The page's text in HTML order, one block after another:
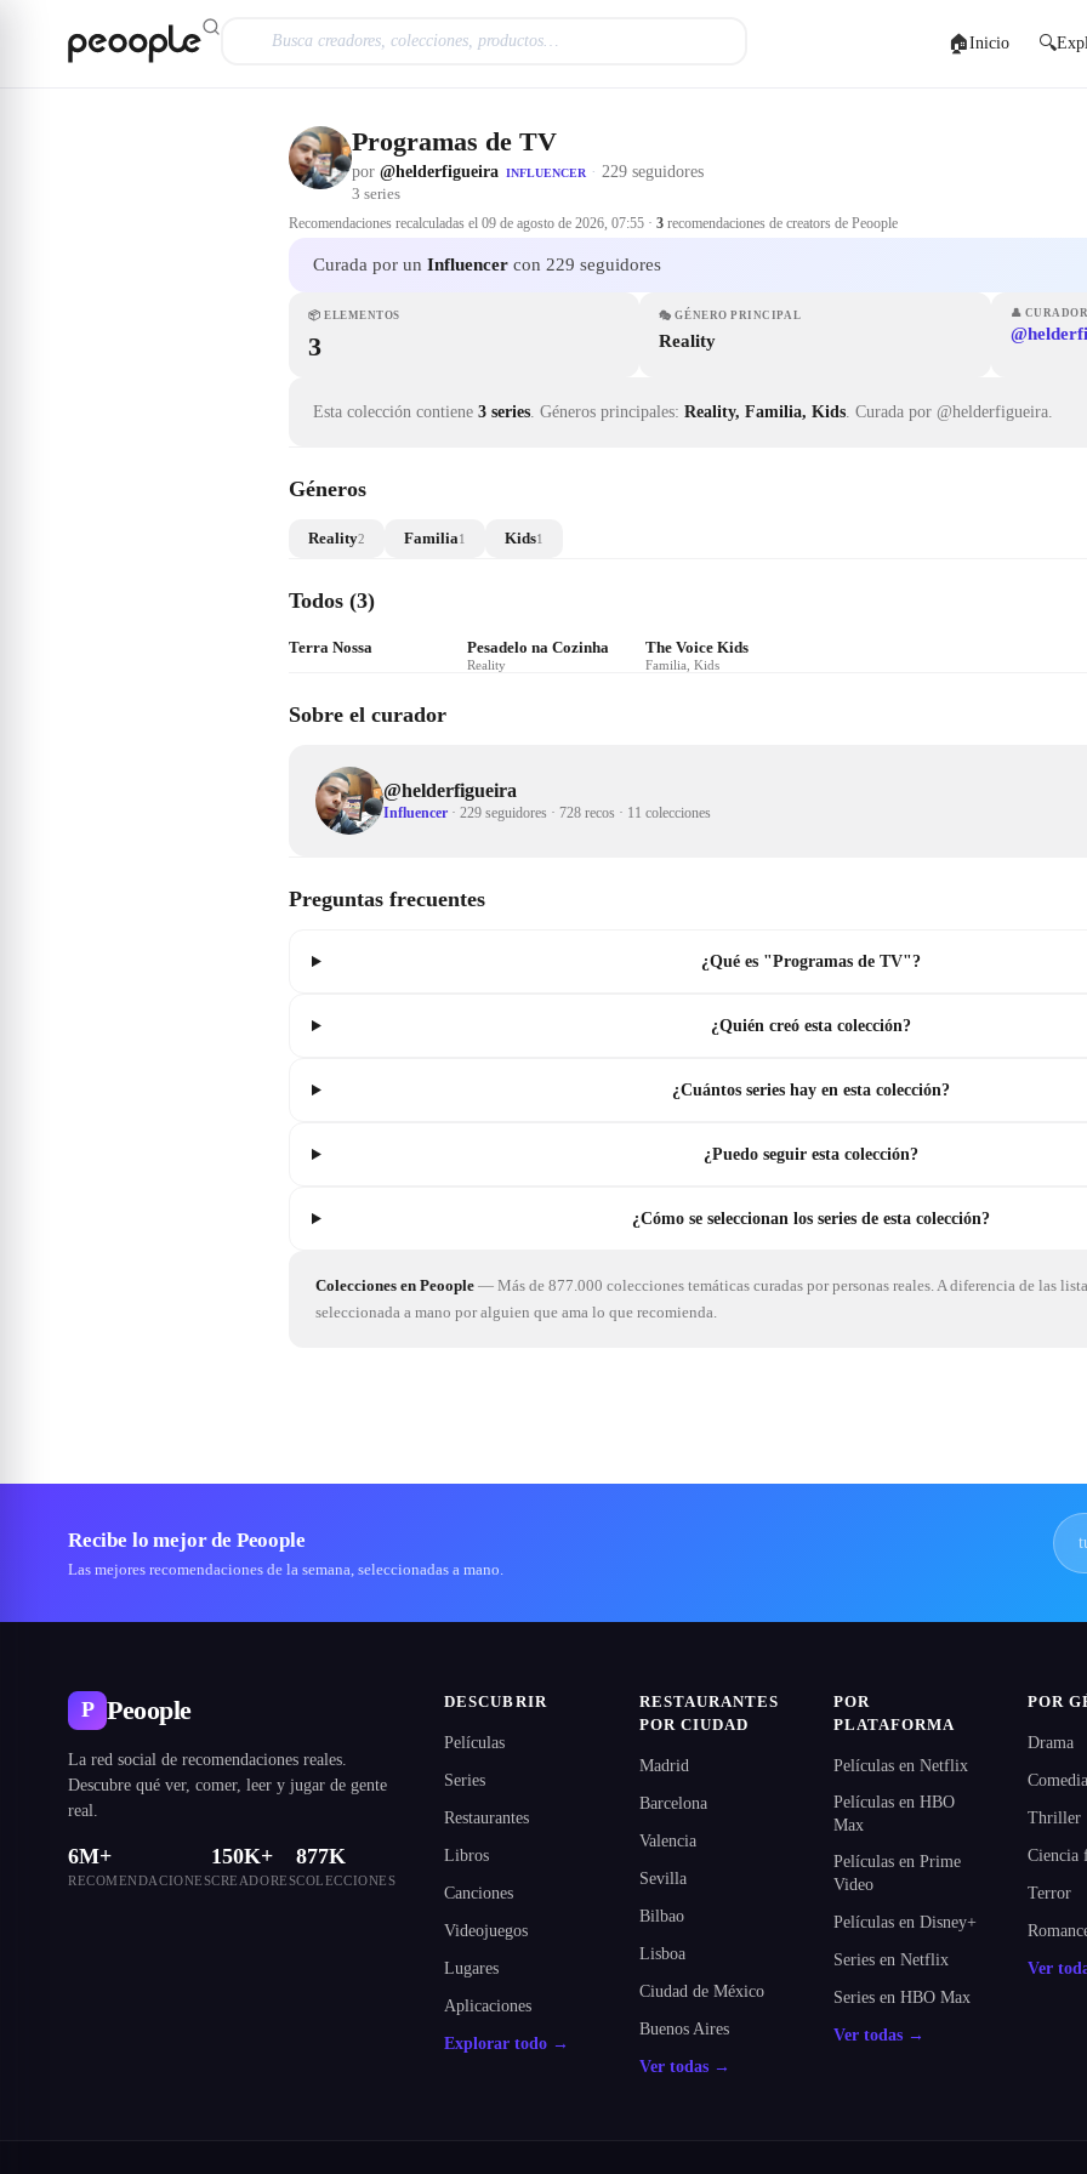
🏠Inicio 🔍
Programas de TV
por @helderfigueira INFLUENCER · 229 seguidores
3 series
Recomendaciones recalculadas el 09 de agosto de 2026, 07:55 · 3 recomendaciones de creators de Peoople
Curada por un Influencer con 229 seguidores
📦 ELEMENTOS
3
🎭 GÉNERO PRINCIPAL
Reality
👤
Esta colección contiene 3 series. Géneros principales: Reality, Familia, Kids. Curada por @helderfigueira.
Géneros
Reality2 Familia1 Kids1
Todos (3)
Terra Nossa Pesadelo na Cozinha
Reality
The Voice Kids
Familia, Kids
Sobre el curador
@helderfigueira
Influencer · 229 seguidores · 728 recos · 11 colecciones
Preguntas frecuentes
¿Qué es "Programas de TV"?
¿Quién creó esta colección?
¿Cuántos series hay en esta colección?
¿Puedo seguir esta colección?
¿Cómo se seleccionan los series de esta colección?
Colecciones en Peoople — Más de 877.000 colecciones temáticas curadas por personas reales. A diferencia de las
seleccionada a mano por alguien que ama lo que recomienda.
Recibe lo mejor de Peoople
Las mejores recomendaciones de la semana, seleccionadas a mano.
P Peoople
La red social de recomendaciones reales.
Descubre qué ver, comer, leer y jugar de gente
real.
6M+
RECOMENDACIONES
150K+
CREADORES
877K
COLECCIONES
DESCUBRIR
Películas
Series
Restaurantes
Libros
Canciones
Videojuegos
Lugares
Aplicaciones
Explorar todo →
RESTAURANTES
POR CIUDAD
Madrid
Barcelona
Valencia
Sevilla
Bilbao
Lisboa
Ciudad de México
Buenos Aires
Ver todas →
POR
PLATAFORMA
Películas en Netflix
Películas en HBO
Max
Películas en Prime
Video
Películas en Disney+
Series en Netflix
Series en HBO Max
Ver todas →
POR
Drama
Thriller
Ciencia
Terror
Ver